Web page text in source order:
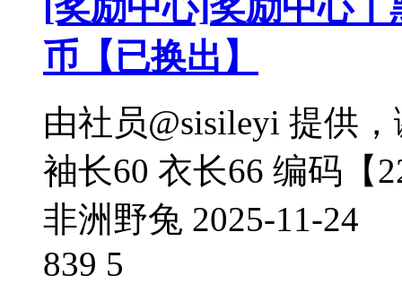
币【已换出】
由社员@sisileyi 提供
袖长60 衣长66 编码【
非洲野兔 2025-11-24
839 5